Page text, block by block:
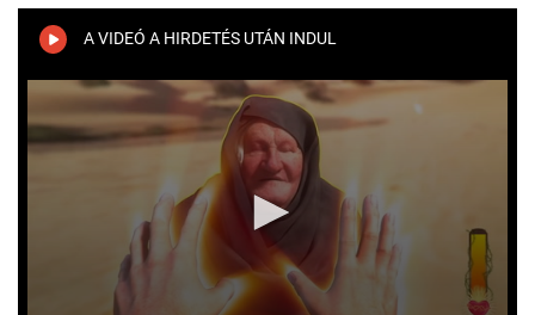
A VIDEÓ A HIRDETÉS UTÁN INDUL